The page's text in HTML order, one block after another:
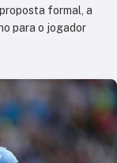
formal, a
para o jogador